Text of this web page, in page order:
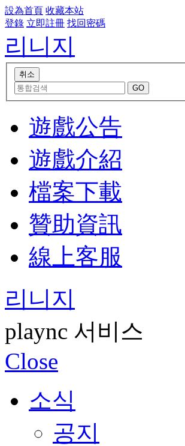
設為首頁 收藏本站
登錄 立即註冊 找回密碼
리니지
遊戲公告
遊戲介紹
檔案下載
贊助資訊
線上客服
리니지
plaync 서비스
Close
소식
공지